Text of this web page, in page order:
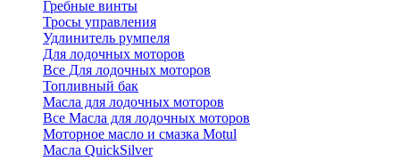
Гребные винты
Тросы управления
Удлинитель румпеля
Для лодочных моторов
Все Для лодочных моторов
Топливный бак
Масла для лодочных моторов
Все Масла для лодочных моторов
Моторное масло и смазка Motul
Масла QuickSilver